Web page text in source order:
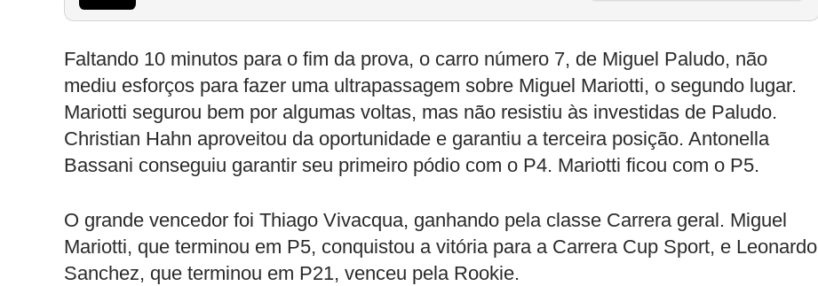
Faltando 10 minutos para o fim da prova, o carro número 7, de Miguel Paludo, não
mediu esforços para fazer uma ultrapassagem sobre Miguel Mariotti, o segundo lugar.
Mariotti segurou bem por algumas voltas, mas não resistiu às investidas de Paludo.
Christian Hahn aproveitou da oportunidade e garantiu a terceira posição. Antonella
Bassani conseguiu garantir seu primeiro pódio com o P4. Mariotti ficou com o P5.
O grande vencedor foi Thiago Vivacqua, ganhando pela classe Carrera geral. Miguel
Mariotti, que terminou em P5, conquistou a vitória para a Carrera Cup Sport, e Leonardo
Sanchez, que terminou em P21, venceu pela Rookie.